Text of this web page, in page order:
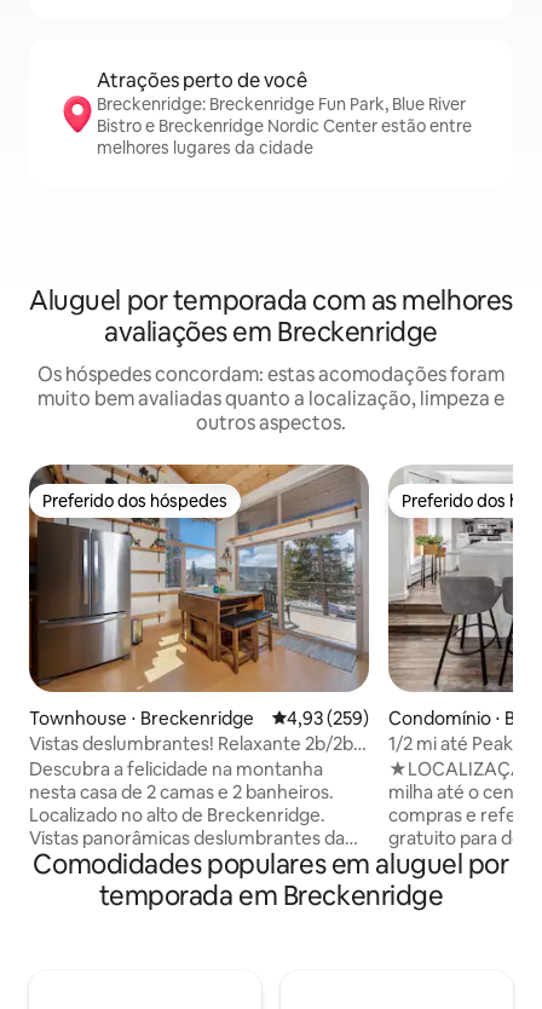
Atrações perto de você
Breckenridge: Breckenridge Fun Park, Blue River
Bistro e Breckenridge Nordic Center estão entre
melhores lugares da cidade
Aluguel por temporada com as melhores
avaliações em Breckenridge
Os hóspedes concordam: estas acomodações foram
muito bem avaliadas quanto a localização, limpeza e
outros aspectos.
Preferido dos hóspedes
Preferido dos hóspedes
Townhouse ⋅ Breckenridge 4,93 de uma avaliação média de
4,93 (259)
Vistas deslumbrantes! Relaxante 2b/2b +
Loft Town-Home.
Descubra a felicidade na montanha
nesta casa de 2 camas e 2 banheiros.
Localizado no alto de Breckenridge.
Vistas panorâmicas deslumbrantes da
montanha esperam por você. A apenas
8 minutos panorâmicos das encostas e
da cidade. Móveis confortáveis, um loft
Preferido dos
Preferido dos
Condomínio ⋅
1/2 mi até Peak 8,
a montanha +
hidromassagem
★LOCALIZAÇÃO:
milha até o
compras e
gratuito para
NOVAS TVs
ambos os
cabo, WI-FI
Comodidades populares em aluguel por
temporada em Breckenridge